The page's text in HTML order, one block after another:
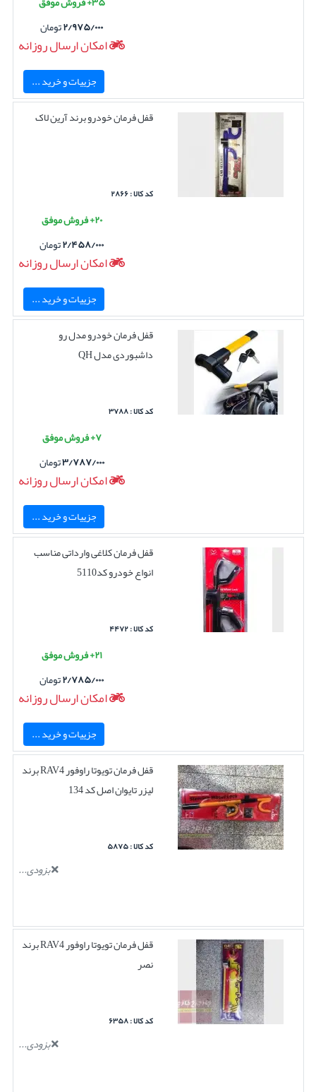
۲/۹۷۵/۰۰۰تومان
امکان ارسال روزانه
جزییات و خرید ...
قفل فرمان خودرو برند آرین لاک
کد کالا : ۲۸۶۶
۲۰+ فروش موفق
۲/۴۵۸/۰۰۰تومان
امکان ارسال روزانه
جزییات و خرید ...
قفل فرمان خودرو مدل رو
داشبوردی مدل QH
کد کالا : ۳۷۸۸
۷+ فروش موفق
۳/۷۸۷/۰۰۰تومان
امکان ارسال روزانه
جزییات و خرید ...
قفل فرمان کلاغی وارداتی مناسب
انواع خودرو کد5110
کد کالا : ۴۴۷۲
۲۱+ فروش موفق
۲/۷۸۵/۰۰۰تومان
امکان ارسال روزانه
جزییات و خرید ...
قفل فرمان تویوتا راوفور RAV4 برند
لیزر تایوان اصل کد 134
کد کالا : ۵۸۷۵
بزودی...
قفل فرمان تویوتا راوفور RAV4 برند
نصر
کد کالا : ۶۳۵۸
بزودی...